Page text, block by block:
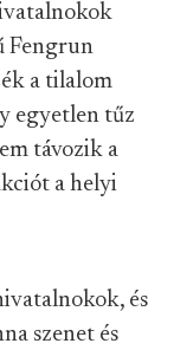
Fengrun
a tilalom
egyetlen tűz
távozik a
a helyi
és
szenet és